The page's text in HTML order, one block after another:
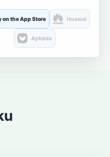
on the App Store Huawei
Aptoide